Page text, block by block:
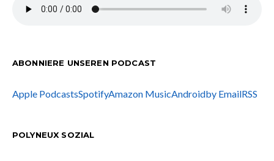
ABONNIERE UNSEREN PODCAST
Apple PodcastsSpotifyAmazon MusicAndroidby EmailRSS
POLYNEUX SOZIAL